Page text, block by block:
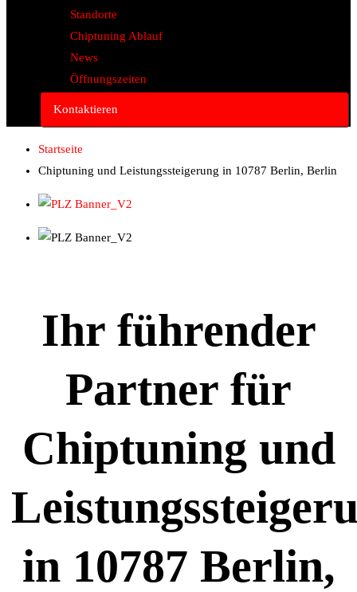
Standorte
Chiptuning Ablauf
News
Öffnungszeiten
Kontaktieren
Startseite
Chiptuning und Leistungssteigerung in 10787 Berlin, Berlin
Ihr führender
Partner für
Chiptuning und
in 10787 Berlin,